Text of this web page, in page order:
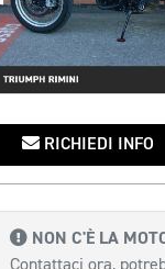
RICHIEDI INFO
NON C'È LA